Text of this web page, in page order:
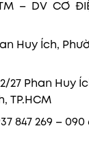
– DV CƠ
Huy Ích,
27 Phan Huy
TP.HCM
847 269 – 090